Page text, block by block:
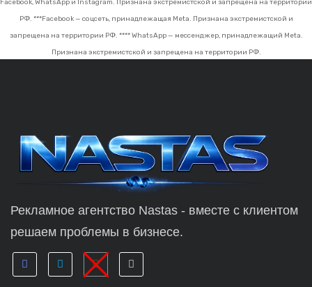
Facebook, WhatsApp и Instagram. Признана экстремистской и запрещена на территории
РФ. ***Facebook — соцсеть, принадлежащая Meta. Признана экстремистской и
запрещена на территории РФ. **** WhatsApp — мессенджер, принадлежащий Meta.
Признана экстремистской и запрещена на территории РФ.
Рекламное агентство Nastas - вместе с клиентом
решаем проблемы в бизнесе.